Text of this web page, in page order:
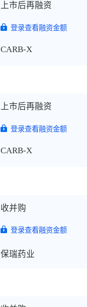
上市后再融资
登录查看融资金额
CARB-X
上市后再融资
登录查看融资金额
CARB-X
收并购
登录查看融资金额
保瑞药业